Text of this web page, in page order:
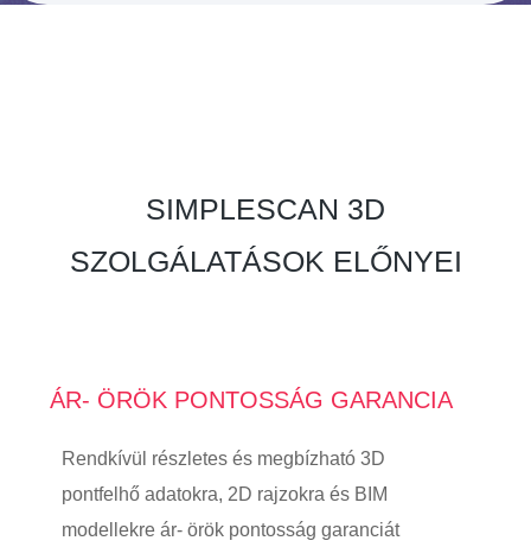
SIMPLESCAN 3D
SZOLGÁLATÁSOK ELŐNYEI
ÁR- ÖRÖK PONTOSSÁG GARANCIA
Rendkívül részletes és megbízható 3D
pontfelhő adatokra, 2D rajzokra és BIM
modellekre ár- örök pontosság garanciát